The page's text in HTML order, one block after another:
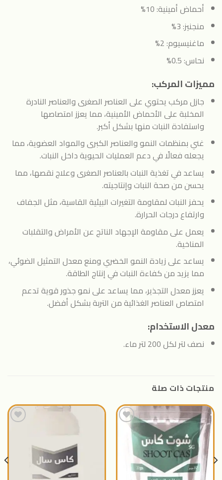
أحماض أمينية: 10%
منجنيز: 3%
ماغنيسيوم: 2%
نحاس: 0.5%
مميزات المركب:
جازل مركب يحتوي على العناصر الصغرى والعناصر النادرة
المخلبة على الأحماض الأمينية، مما يعزز امتصاصها
واستفادة النبات منها بشكل أكبر.
غني بمنظمات النمو والعناصر الكبرى والمواد العضوية، مما
يجعله فعالًا في دعم العمليات الحيوية داخل النبات.
يساعد في تغذية النبات بالعناصر الصغرى وعلاج نقصها، مما
يحسن من صحة النبات وإنتاجيته.
يحفز النبات لمقاومة التغيرات البيئية القاسية، مثل الجفاف
وارتفاع درجات الحرارة.
يعمل على مقاومة الإجهاد الناتج عن الأمراض والتقلبات
المناخية.
يساعد على زيادة النمو الخضري ومنع معدل التمثيل الضوئي،
مما يزيد من كفاءة النبات في إنتاج الطاقة.
يعزز معدل التجذير، مما يساعد على نمو جذور قوية تدعم
امتصاص العناصر الغذائية من التربة بشكل أفضل.
معدل الاستخدام:
نصف لتر لكل 200 لتر ماء.
منتجات ذات صلة
المفضلة
المنتجات
المفضلة